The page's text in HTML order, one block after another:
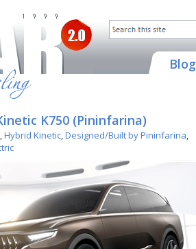
Blog
K750 (Pininfarina)
,Hybrid Kinetic,Designed/Built by Pininfarina,